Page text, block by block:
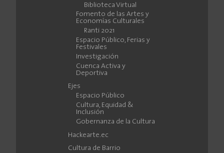
Biblioteca Virtual
Fomento de las Artes y
Economías Culturales
Ranti 2021
Espacio Público, Ferias y
Festivales
Investigación
Cuenca Activa y
Deportiva
Ejes
Espacio Público
Cultura, Equidad &
Inclusión
Gobernanza de la Cultura
Hackearte.ec
Cultura de Barrio